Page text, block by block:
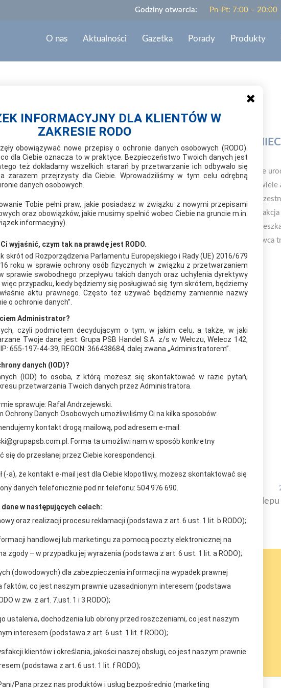
Godziny otwarcia: Pn-Pt: 7:00 – 20:00
O nas Aktualności Gazetka Porady Produkty
2021-06-12
IMPREZA URODZINOWA W MRÓWCE WAGANIEC
12 czerwca 2021r. sklep Mini-Mrówka w Wagańcu obchodził pierwsze
rozstrzygnięcie konkursu i uroczyste wręczenie nagród. Zapewniono
nagrodami, dmuchane zamki, popcorn, wata cukrowa. Dzieci chętnie
klient otrzymał drobny upominek oraz był poczęstowany tortem. Cała akcja
mediach lokalnych i odbiła się szerokim pozytywnym echem wśród
Impreza trwała od godz. 9.00 do godz. 14.00. Od 1-go do 11-go czerwca
AKTUALNOŚCI
2026-01-12
strategicznym otwarciem po rebrandingu
Otwarcie
systemie
Oferujemy zakupy
INFORMACYJNY DLA KLIENTÓW W
ZAKRESIE RODO
obowiązywać nowe przepisy o ochronie danych osobowych (RODO).
dla Ciebie oznacza to w praktyce. Bezpieczeństwo Twoich danych jest
też dokładamy wszelkich starań by przetwarzanie ich odbywało się
zarazem przejrzysty dla Ciebie. Wprowadziliśmy w tym celu odrębną
danych osobowych.
Tobie pełni praw, jakie posiadasz w związku z nowymi przepisami
oraz obowiązków, jakie musimy spełnić wobec Ciebie na gruncie m.in.
informacyjny).
wyjaśnić, czym tak na prawdę jest RODO.
skrót od Rozporządzenia Parlamentu Europejskiego i Rady (UE) 2016/679
roku w sprawie ochrony osób fizycznych w związku z przetwarzaniem
sprawie swobodnego przepływu takich danych oraz uchylenia dyrektywy
przypadku, kiedy będziemy się posługiwać się tym skrótem, będziemy
aktu prawnego. Często też używać będziemy zamiennie nazwy
o ochronie danych”.
Administrator?
czyli podmiotem decydującym o tym, w jakim celu, a także, w jaki
Twoje dane jest: Grupa PSB Handel S.A. z/s w Wełczu, Wełecz 142,
655-197-44-39, REGON: 366438684, dalej zwana „Administratorem”.
danych (IOD)?
(IOD) to osoba, z którą możesz się skontaktować w razie pytań,
przetwarzania Twoich danych przez Administratora.
sprawuje: Rafał Andrzejewski.
Ochrony Danych Osobowych umożliwiliśmy Ci na kilka sposobów:
kontakt drogą mailową, pod adresem e-mail:
Forma ta umożliwi nam w sposób konkretny
się do przesłanej przez Ciebie korespondencji.
(-a), że kontakt e-mail jest dla Ciebie kłopotliwy, możesz skontaktować się
danych telefonicznie pod nr telefonu: 504 976 690.
w następujących celach:
oraz realizacji procesu reklamacji (podstawa z art. 6 ust. 1 lit. b RODO);
handlowej lub marketingu za pomocą poczty elektronicznej na
zgody – w przypadku jej wyrażenia (podstawa z art. 6 ust. 1 lit. a RODO);
(dowodowych) dla zabezpieczenia informacji na wypadek prawnej
faktów, co jest naszym prawnie uzasadnionym interesem (podstawa
w zw. z art. 7.ust. 1 i 3 RODO);
ustalenia, dochodzenia lub obrony przed roszczeniami, co jest naszym
interesem (podstawa z art. 6 ust. 1 lit. f RODO);
klientów i określania, jakości naszej obsługi, co jest naszym prawnie
(podstawa z art. 6 ust. 1 lit. f RODO);
Pana przez nas produktów i usług bezpośrednio (marketing
działania strony, poprawy komfortu
tablecie, smartfonie) podczas
system oraz systemy zaufanych